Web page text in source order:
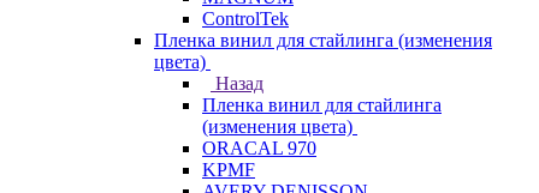
ControlTek
Пленка винил для стайлинга (изменения
цвета)
Назад
Пленка винил для стайлинга
(изменения цвета)
ORACAL 970
KPMF